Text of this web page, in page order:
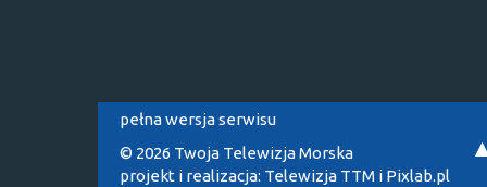
pełna wersja serwisu
© 2026 Twoja Telewizja Morska
projekt i realizacja: Telewizja TTM i Pixlab.pl